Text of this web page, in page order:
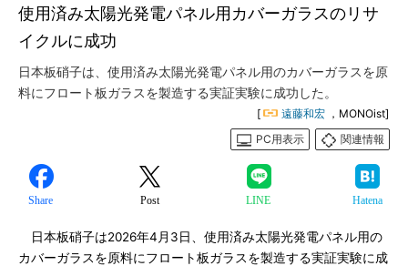
使用済み太陽光発電パネル用カバーガラスのリサ
イクルに成功
日本板硝子は、使用済み太陽光発電パネル用のカバーガラスを原
料にフロート板ガラスを製造する実証実験に成功した。
[ 遠藤和宏 ，MONOist]
PC用表示
関連情報
Share Post LINE Hatena
日本板硝子は2026年4月3日、使用済み太陽光発電パネル用の
カバーガラスを原料にフロート板ガラスを製造する実証実験に成